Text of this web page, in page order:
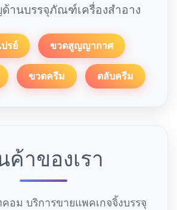
านบรรจุภัณฑ์เครื่องสำอาง
รย์ ขวดสูญญากาศ
ขวดครีม ตลับครีม
ค้าของเรา
อม บริการขายแพคเกจจิ้งบรรจุ